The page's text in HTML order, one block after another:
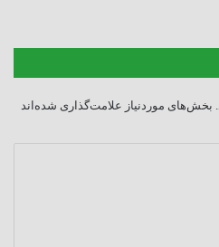
بخش‌های موردنیاز علامت‌گذاری شده‌اند